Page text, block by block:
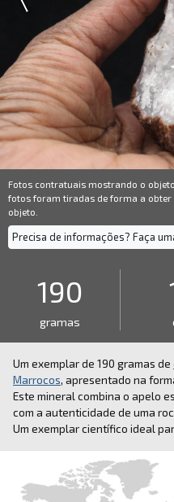
Fotos contratuais mostrando o
fotos foram tiradas de forma a obter
objeto.
Precisa de informações? Faça
190
gramas
Um exemplar de 190 gramas de
Marrocos, apresentado na
Este mineral combina o apelo
com a autenticidade de uma
Um exemplar científico ideal